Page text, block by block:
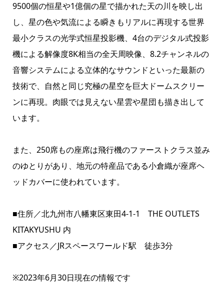
9500個の恒星や1億個の星で描かれた天の川を映し出
し、星の色や気流による瞬きもリアルに再現する世界
最小クラスの光学式恒星投影機、4台のデジタル式投影
機による解像度8K相当の全天周映像、8.2チャンネルの
音響システムによる立体的なサウンドといった最新の
技術で、自然と同じ究極の星空を巨大ドームスクリー
ンに再現。肉眼では見えない星雲や星団も描き出して
います。
また、250席もの座席は飛行機のファーストクラス並み
のゆとりがあり、地元の特産品である小倉織が座席ヘ
ッドカバーに使われています。
■住所／北九州市八幡東区東田4-1-1 THE OUTLETS
KITAKYUSHU 内
■アクセス／JRスペースワールド駅 徒歩3分
※2023年6月30日現在の情報です